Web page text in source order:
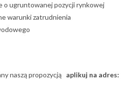
o ugruntowanej pozycji rynkowej
warunki zatrudnienia
naszą propozycją aplikuj na adres: